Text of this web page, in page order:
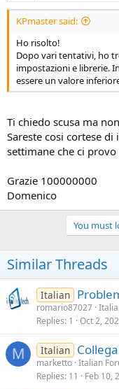
KPmaster said:
Ho risolto!
Dopo vari tentativi, ho
impostazioni e librerie.
essere un valore
Ti chiedo scusa ma
Sareste cosi cortese
settimane che ci
Grazie 100000000
Domenico
You must
Similar Threads
Italian
romario87027
Replies 1 Oct 2,
M Italian
marketto Italian
Replies 11 Feb 10,